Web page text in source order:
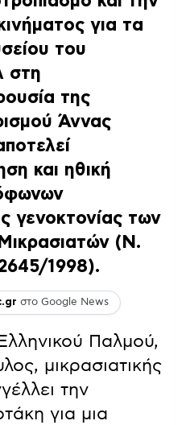
για τα
του
στη
της
Άννας
και ηθική
γενοκτονίας των
(Ν.
1998).
στο Google News
Παλμού,
μικρασιατικής
την
για μια